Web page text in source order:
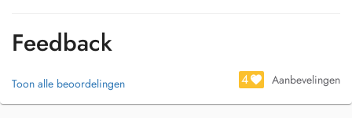
Feedback
Toon alle beoordelingen 4 Aanbevelingen